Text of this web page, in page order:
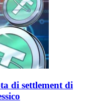
di settlement di